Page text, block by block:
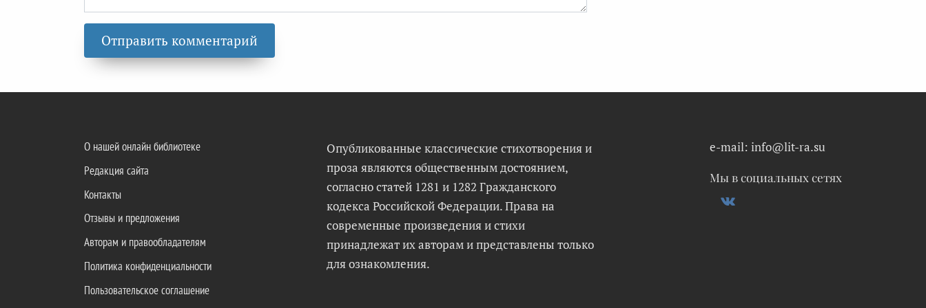
О нашей онлайн библиотеке
Редакция сайта
Контакты
Отзывы и предложения
Авторам и правообладателям
Политика конфиденциальности
Пользовательское соглашение
Опубликованные классические стихотворения и
проза являются общественным достоянием,
согласно статей 1281 и 1282 Гражданского
кодекса Российской Федерации. Права на
современные произведения и стихи
принадлежат их авторам и представлены только
для ознакомления.
e-mail: info@lit-ra.su
Мы в социальных сетях